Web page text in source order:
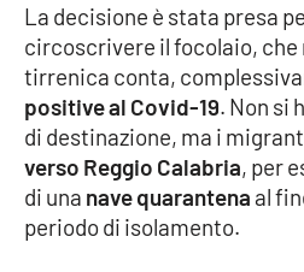
Cultura
Economia e Lavoro
Politica
Sanità
La decisione è stata presa
circoscrivere il focolaio,
tirrenica conta,
positive al Covid-19. Non si
di destinazione, ma i
verso Reggio Calabria, per
di una nave quarantena al
periodo di isolamento.